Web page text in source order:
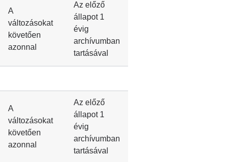
A
változásokat
követően
azonnal
Az előző
állapot 1
évig
archívumban
tartásával
A
változásokat
követően
azonnal
Az előző
állapot 1
évig
archívumban
tartásával